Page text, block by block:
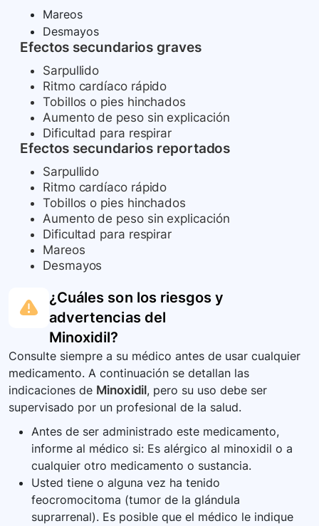
Mareos
Desmayos
Efectos secundarios graves
Sarpullido
Ritmo cardíaco rápido
Tobillos o pies hinchados
Aumento de peso sin explicación
Dificultad para respirar
Efectos secundarios reportados
Sarpullido
Ritmo cardíaco rápido
Tobillos o pies hinchados
Aumento de peso sin explicación
Dificultad para respirar
Mareos
Desmayos
¿Cuáles son los riesgos y
advertencias del
Minoxidil?
Consulte siempre a su médico antes de usar cualquier
medicamento. A continuación se detallan las
indicaciones de Minoxidil, pero su uso debe ser
supervisado por un profesional de la salud.
Antes de ser administrado este medicamento,
informe al médico si: Es alérgico al minoxidil o a
cualquier otro medicamento o sustancia.
Usted tiene o alguna vez ha tenido
feocromocitoma (tumor de la glándula
suprarrenal). Es posible que el médico le indique